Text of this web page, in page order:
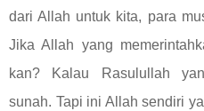
dari Allah untuk kita, para
Jika Allah yang
kan? Kalau Rasulullah
sunah. Tapi ini Allah sendiri